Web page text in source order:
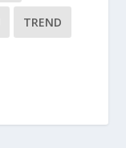
TREND